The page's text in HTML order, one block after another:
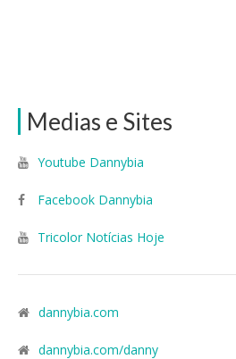
Medias e Sites
Youtube Dannybia
Facebook Dannybia
Tricolor Notícias Hoje
dannybia.com
dannybia.com/danny